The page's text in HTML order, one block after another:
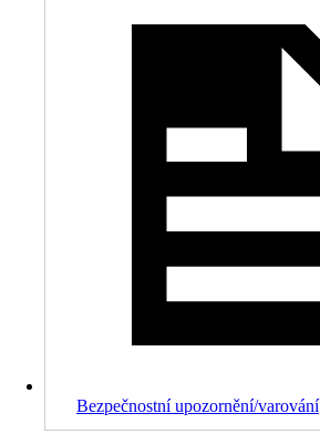
Bezpečnostní upozornění/varování